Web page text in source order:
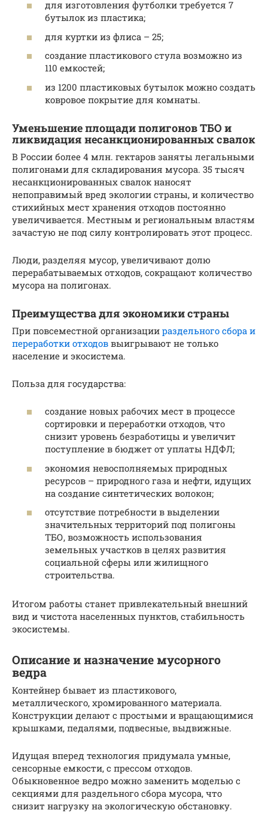
для изготовления футболки требуется 7
бутылок из пластика;
для куртки из флиса – 25;
создание пластикового стула возможно из
110 емкостей;
из 1200 пластиковых бутылок можно создать
ковровое покрытие для комнаты.
Уменьшение площади полигонов ТБО и
ликвидация несанкционированных свалок
В России более 4 млн. гектаров заняты легальными
полигонами для складирования мусора. 35 тысяч
несанкционированных свалок наносят
непоправимый вред экологии страны, и количество
стихийных мест хранения отходов постоянно
увеличивается. Местным и региональным властям
зачастую не под силу контролировать этот процесс.
Люди, разделяя мусор, увеличивают долю
перерабатываемых отходов, сокращают количество
мусора на полигонах.
Преимущества для экономики страны
При повсеместной организации раздельного сбора и
переработки отходов выигрывают не только
население и экосистема.
Польза для государства:
создание новых рабочих мест в процессе
сортировки и переработки отходов, что
снизит уровень безработицы и увеличит
поступление в бюджет от уплаты НДФЛ;
экономия невосполняемых природных
ресурсов – природного газа и нефти, идущих
на создание синтетических волокон;
отсутствие потребности в выделении
значительных территорий под полигоны
ТБО, возможность использования
земельных участков в целях развития
социальной сферы или жилищного
строительства.
Итогом работы станет привлекательный внешний
вид и чистота населенных пунктов, стабильность
экосистемы.
Описание и назначение мусорного
ведра
Контейнер бывает из пластикового,
металлического, хромированного материала.
Конструкции делают с простыми и вращающимися
крышками, педалями, подвесные, выдвижные.
Идущая вперед технология придумала умные,
сенсорные емкости, с прессом отходов.
Обыкновенное ведро можно заменить моделью с
секциями для раздельного сбора мусора, что
снизит нагрузку на экологическую обстановку.